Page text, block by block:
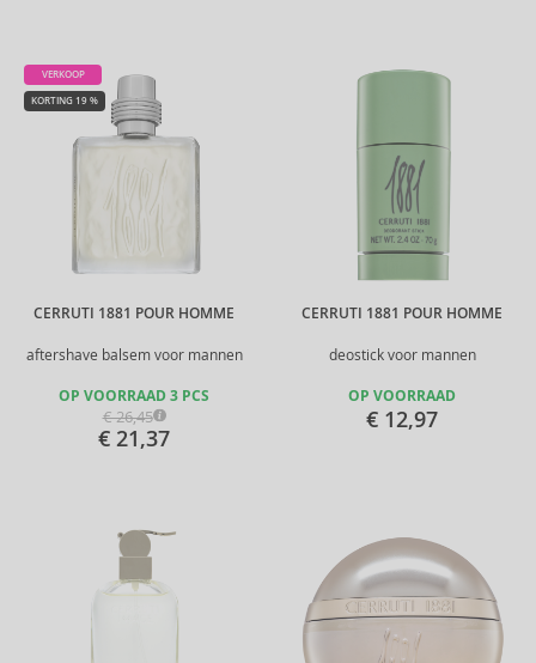
CERRUTI 1881 POUR HOMME
aftershave balsem voor mannen
VERKOOP
KORTING 19 %
OP VOORRAAD 3 PCS
€ 26,45
€ 21,37
CERRUTI 1881 POUR HOMME
deostick voor mannen
OP VOORRAAD
€ 12,97